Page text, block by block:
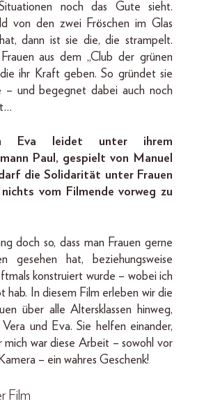
noch das Gute sieht.
von den zwei Fröschen im Glas
dann ist sie die, die strampelt.
aus dem „Club der grünen
die ihr Kraft geben. So gründet sie
– und begegnet dabei auch noch
Eva leidet unter ihrem
Paul, gespielt von Manuel
die Solidarität unter Frauen
vom Filmende vorweg zu
doch so, dass man Frauen gerne
gesehen hat, beziehungsweise
konstruiert wurde – wobei ich
hab. In diesem Film erleben wir die
über alle Altersklassen hinweg,
und Eva. Sie helfen einander,
mich war diese Arbeit – sowohl vor
– ein wahres Geschenk!
Film